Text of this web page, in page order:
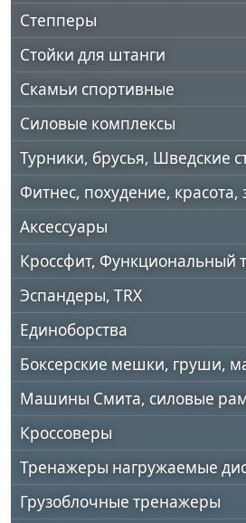
Степперы
Стойки для штанги
Скамьи спортивные
Силовые комплексы
Турники, брусья, Шведские
Фитнес, похудение, красота,
Аксессуары
Кроссфит, Функциональный
Эспандеры, TRX
Единоборства
Боксерские мешки, груши,
Машины Смита, силовые
Кроссоверы
Тренажеры нагружаемые
Грузоблочные тренажеры